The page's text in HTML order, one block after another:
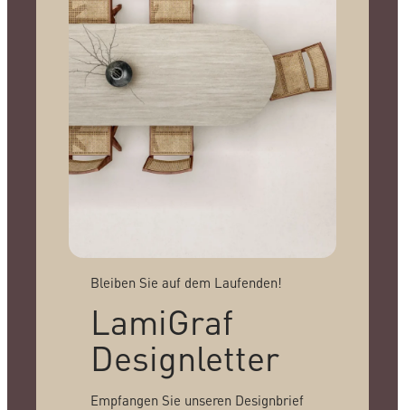
Bleiben Sie auf dem Laufenden!
LamiGraf
Designletter
Empfangen Sie unseren Designbrief